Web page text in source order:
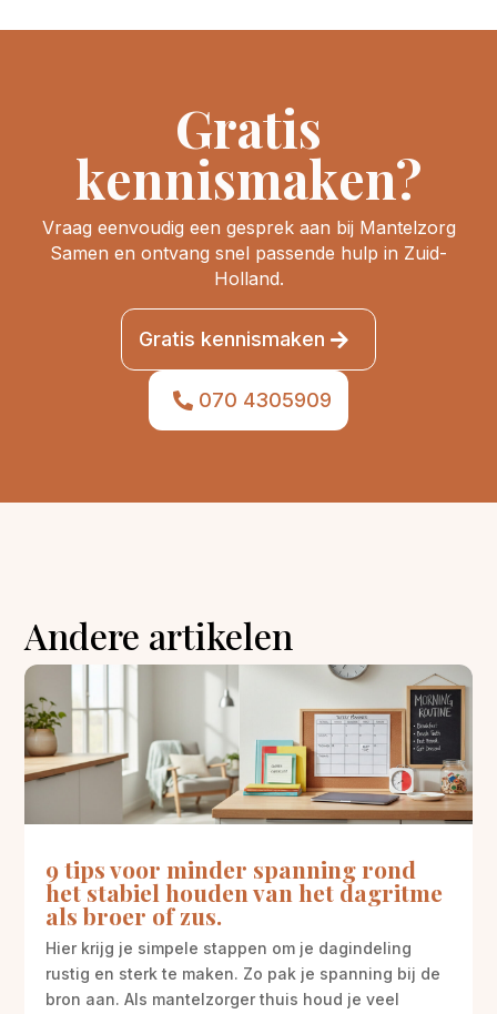
Gratis
kennismaken?
Vraag eenvoudig een gesprek aan bij Mantelzorg
Samen en ontvang snel passende hulp in Zuid-
Holland.
Gratis kennismaken
070 4305909
Andere artikelen
9 tips voor minder spanning rond
het stabiel houden van het dagritme
als broer of zus.
Hier krijg je simpele stappen om je dagindeling
rustig en sterk te maken. Zo pak je spanning bij de
bron aan. Als mantelzorger thuis houd je veel